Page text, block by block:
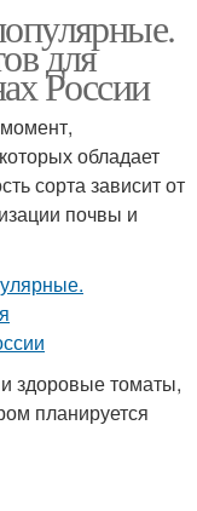
томаты
для
России
обладает
сорта зависит от
почвы и
здоровые томаты,
планируется